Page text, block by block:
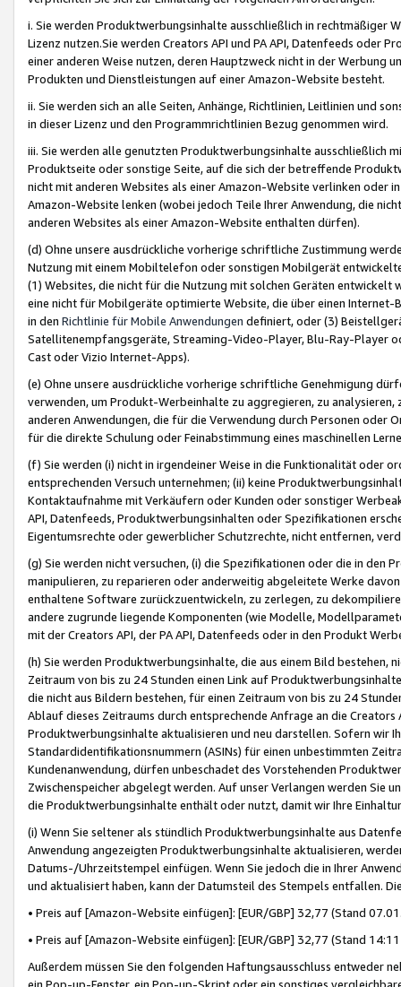
i. Sie werden Produktwerbungsinhalte ausschließlich in rechtmäßiger
Lizenz nutzen.Sie werden Creators API und PA API, Datenfeeds oder
einer anderen Weise nutzen, deren Hauptzweck nicht in der Werbung
Produkten und Dienstleistungen auf einer Amazon-Website besteht.
ii. Sie werden sich an alle Seiten, Anhänge, Richtlinien, Leitlinien und
in dieser Lizenz und den Programmrichtlinien Bezug genommen wird.
iii. Sie werden alle genutzten Produktwerbungsinhalte ausschließlich
Produktseite oder sonstige Seite, auf die sich der betreffende
nicht mit anderen Websites als einer Amazon-Website verlinken oder
Amazon-Website lenken (wobei jedoch Teile Ihrer Anwendung, die
anderen Websites als einer Amazon-Website enthalten dürfen).
(d) Ohne unsere ausdrückliche vorherige schriftliche Zustimmung
Nutzung mit einem Mobiltelefon oder sonstigen Mobilgerät
(1) Websites, die nicht für die Nutzung mit solchen Geräten
eine nicht für Mobilgeräte optimierte Website, die über einen
in den Richtlinie für Mobile Anwendungen definiert, oder (3)
Satellitenempfangsgeräte, Streaming-Video-Player, Blu-Ray-Player
Cast oder Vizio Internet-Apps).
(e) Ohne unsere ausdrückliche vorherige schriftliche Genehmigung
verwenden, um Produkt-Werbeinhalte zu aggregieren, zu
anderen Anwendungen, die für die Verwendung durch Personen
für die direkte Schulung oder Feinabstimmung eines maschinellen
(f) Sie werden (i) nicht in irgendeiner Weise in die Funktionalität oder
entsprechenden Versuch unternehmen; (ii) keine
Kontaktaufnahme mit Verkäufern oder Kunden oder sonstiger
API, Datenfeeds, Produktwerbungsinhalten oder Spezifikationen
Eigentumsrechte oder gewerblicher Schutzrechte, nicht entfernen,
(g) Sie werden nicht versuchen, (i) die Spezifikationen oder die in
manipulieren, zu reparieren oder anderweitig abgeleitete Werke
enthaltene Software zurückzuentwickeln, zu zerlegen, zu
andere zugrunde liegende Komponenten (wie Modelle,
mit der Creators API, der PA API, Datenfeeds oder in den Produkt
(h) Sie werden Produktwerbungsinhalte, die aus einem Bild bestehen,
Zeitraum von bis zu 24 Stunden einen Link auf
die nicht aus Bildern bestehen, für einen Zeitraum von bis zu 24
Ablauf dieses Zeitraums durch entsprechende Anfrage an die
Produktwerbungsinhalte aktualisieren und neu darstellen. Sofern wir
Standardidentifikationsnummern (ASINs) für einen unbestimmten
Kundenanwendung, dürfen unbeschadet des Vorstehenden
Zwischenspeicher abgelegt werden. Auf unser Verlangen werden Sie
die Produktwerbungsinhalte enthält oder nutzt, damit wir Ihre
(i) Wenn Sie seltener als stündlich Produktwerbungsinhalte aus
Anwendung angezeigten Produktwerbungsinhalte aktualisieren,
Datums-/Uhrzeitstempel einfügen. Wenn Sie jedoch die in Ihrer
und aktualisiert haben, kann der Datumsteil des Stempels entfallen.
• Preis auf [Amazon-Website einfügen]: [EUR/GBP] 32,77 (Stand
• Preis auf [Amazon-Website einfügen]: [EUR/GBP] 32,77 (Stand
Außerdem müssen Sie den folgenden Haftungsausschluss entweder
ein Pop-up-Fenster, ein Pop-up-Skript oder ein sonstiges